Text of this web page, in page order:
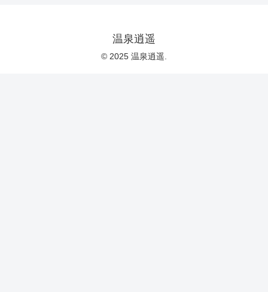
温泉逍遥
© 2025 温泉逍遥.